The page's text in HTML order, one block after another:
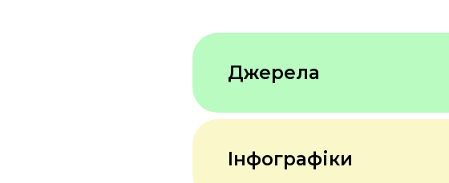
Джерела
Національна служба
Інфографіки